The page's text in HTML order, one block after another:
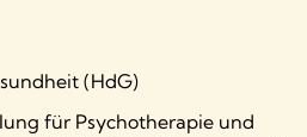
(HdG)
für Psychotherapie und